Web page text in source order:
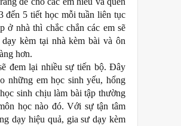
đến 5 tiết học mỗi tuần liên tục
ở nhà thì chắc chắn các em sẽ
kèm tại nhà kèm bài và ôn
hơn.
đem lại nhiều sự tiến bộ. Đây
những em học sinh yếu, hổng
sinh chịu làm bài tập thường
học nào đó. Với sự tận tâm
dạy hiệu quả, gia sư dạy kèm